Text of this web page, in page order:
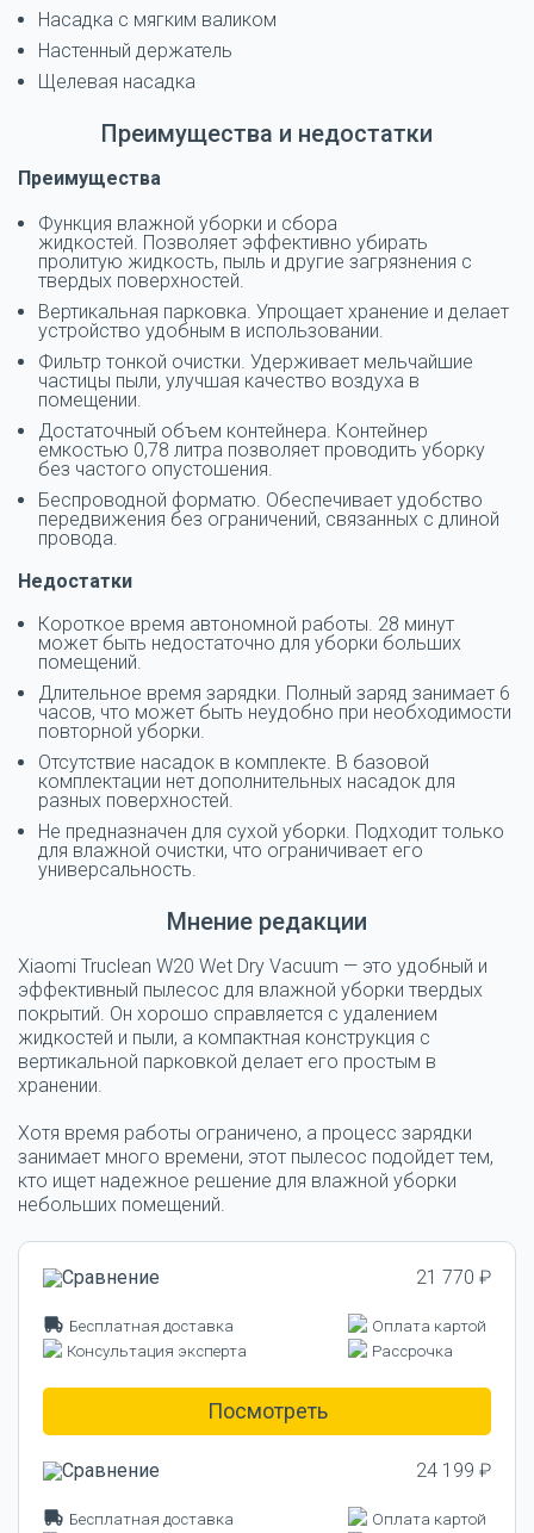
Насадка с мягким валиком
Настенный держатель
Щелевая насадка
Преимущества и недостатки
Преимущества
Функция влажной уборки и сбора
жидкостей. Позволяет эффективно убирать
пролитую жидкость, пыль и другие загрязнения с
твердых поверхностей.
Вертикальная парковка. Упрощает хранение и делает
устройство удобным в использовании.
Фильтр тонкой очистки. Удерживает мельчайшие
частицы пыли, улучшая качество воздуха в
помещении.
Достаточный объем контейнера. Контейнер
емкостью 0,78 литра позволяет проводить уборку
без частого опустошения.
Беспроводной форматю. Обеспечивает удобство
передвижения без ограничений, связанных с длиной
провода.
Недостатки
Короткое время автономной работы. 28 минут
может быть недостаточно для уборки больших
помещений.
Длительное время зарядки. Полный заряд занимает 6
часов, что может быть неудобно при необходимости
повторной уборки.
Отсутствие насадок в комплекте. В базовой
комплектации нет дополнительных насадок для
разных поверхностей.
Не предназначен для сухой уборки. Подходит только
для влажной очистки, что ограничивает его
универсальность.
Мнение редакции
Xiaomi Truclean W20 Wet Dry Vacuum — это удобный и
эффективный пылесос для влажной уборки твердых
покрытий. Он хорошо справляется с удалением
жидкостей и пыли, а компактная конструкция с
вертикальной парковкой делает его простым в
хранении.
Хотя время работы ограничено, а процесс зарядки
занимает много времени, этот пылесос подойдет тем,
кто ищет надежное решение для влажной уборки
небольших помещений.
21 770 ₽
Бесплатная доставка
Оплата картой
Консультация эксперта
Рассрочка
Посмотреть
24 199 ₽
Бесплатная доставка
Оплата картой